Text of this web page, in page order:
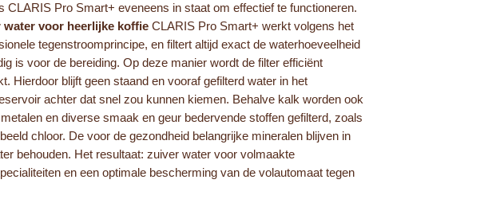
CLARIS Pro Smart+ eveneens in staat om effectief te functioneren.
water voor heerlijke koffie CLARIS Pro Smart+ werkt volgens het
tegenstroomprincipe, en filtert altijd exact de waterhoeveelheid
is voor de bereiding. Op deze manier wordt de filter efficiënt
Hierdoor blijft geen staand en vooraf gefilterd water in het
achter dat snel zou kunnen kiemen. Behalve kalk worden ook
en diverse smaak en geur bedervende stoffen gefilterd, zoals
chloor. De voor de gezondheid belangrijke mineralen blijven in
behouden. Het resultaat: zuiver water voor volmaakte
en een optimale bescherming van de volautomaat tegen